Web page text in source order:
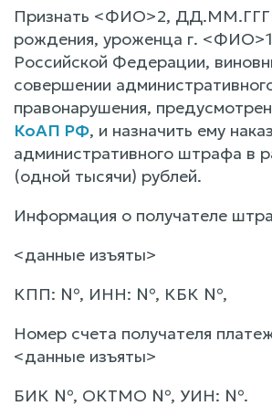
Признать <ФИО>2,
рождения, уроженца г.
Российской Федерации,
совершении
правонарушения,
КоАП РФ, и назначить ему
административного штрафа в
(одной тысячи) рублей.
Информация о получателе
<данные изъяты>
КПП: №, ИНН: №, КБК №,
Номер счета получателя
<данные изъяты>
БИК №, ОКТМО №, УИН: №.